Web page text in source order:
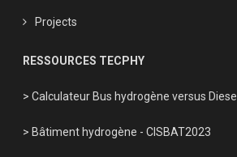
Projects
RESSOURCES TECPHY
> Calculateur Bus hydrogène versus Diesel
> Bâtiment hydrogène - CISBAT2023